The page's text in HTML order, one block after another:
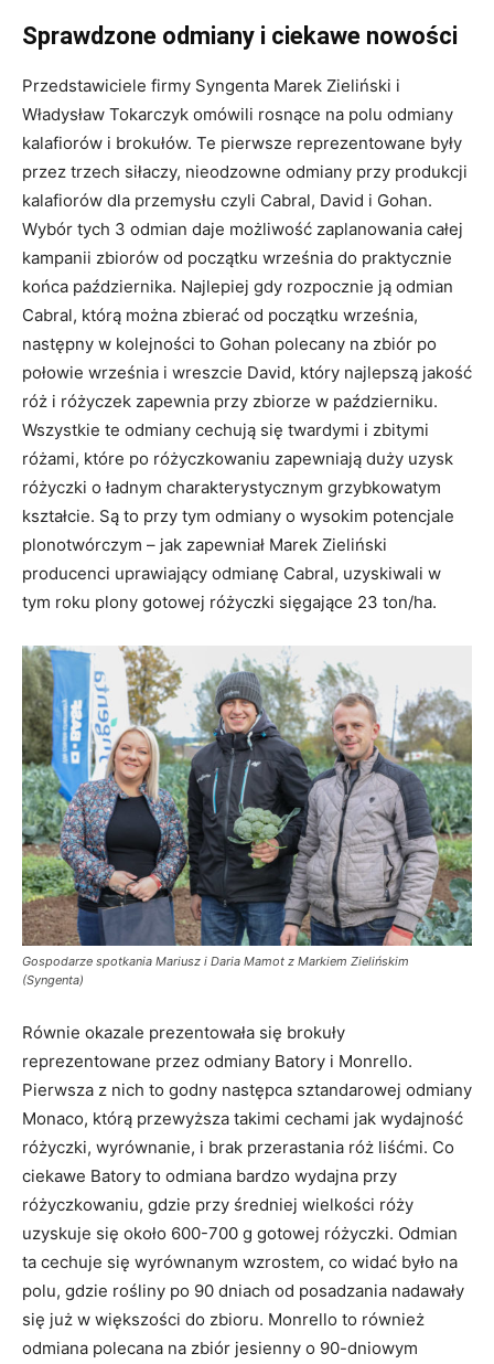
Sprawdzone odmiany i ciekawe nowości
Przedstawiciele firmy Syngenta Marek Zieliński i
Władysław Tokarczyk omówili rosnące na polu odmiany
kalafiorów i brokułów. Te pierwsze reprezentowane były
przez trzech siłaczy, nieodzowne odmiany przy produkcji
kalafiorów dla przemysłu czyli Cabral, David i Gohan.
Wybór tych 3 odmian daje możliwość zaplanowania całej
kampanii zbiorów od początku września do praktycznie
końca października. Najlepiej gdy rozpocznie ją odmian
Cabral, którą można zbierać od początku września,
następny w kolejności to Gohan polecany na zbiór po
połowie września i wreszcie David, który najlepszą jakość
róż i różyczek zapewnia przy zbiorze w październiku.
Wszystkie te odmiany cechują się twardymi i zbitymi
różami, które po różyczkowaniu zapewniają duży uzysk
różyczki o ładnym charakterystycznym grzybkowatym
kształcie. Są to przy tym odmiany o wysokim potencjale
plonotwórczym – jak zapewniał Marek Zieliński
producenci uprawiający odmianę Cabral, uzyskiwali w
tym roku plony gotowej różyczki sięgające 23 ton/ha.
Gospodarze spotkania Mariusz i Daria Mamot z Markiem Zielińskim
(Syngenta)
Równie okazale prezentowała się brokuły
reprezentowane przez odmiany Batory i Monrello.
Pierwsza z nich to godny następca sztandarowej odmiany
Monaco, którą przewyższa takimi cechami jak wydajność
różyczki, wyrównanie, i brak przerastania róż liśćmi. Co
ciekawe Batory to odmiana bardzo wydajna przy
różyczkowaniu, gdzie przy średniej wielkości róży
uzyskuje się około 600-700 g gotowej różyczki. Odmian
ta cechuje się wyrównanym wzrostem, co widać było na
polu, gdzie rośliny po 90 dniach od posadzania nadawały
się już w większości do zbioru. Monrello to również
odmiana polecana na zbiór jesienny o 90-dniowym